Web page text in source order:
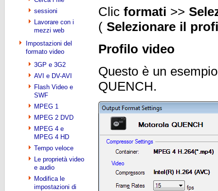
sessioni
Lavorare con i
mezzi web
Impostazioni del
formato video
3GP e 3G2
AVI e DV-AVI
Flash Video e
SWF
MPEG 1
MPEG 2 DVD
MPEG 4 e
MPEG 4 HD
Tempo veloce
Le proprietà video
e audio
Modifica le
impostazioni di
Clic formati >>
( Selezionare il
Profilo video
Questo è un
QUENCH.